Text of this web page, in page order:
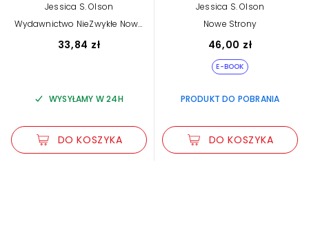
Jessica S. Olson
Wydawnictwo NieZwykłe Nowe
33,84 zł
WYSYŁAMY W 24H
DO KOSZYKA
Jessica S. Olson
Nowe Strony
46,00 zł
E-BOOK
PRODUKT DO POBRANIA
DO KOSZYKA